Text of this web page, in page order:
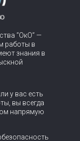
“ОкО” —
работы в
знания в
у вас есть
вы всегда
напрямую